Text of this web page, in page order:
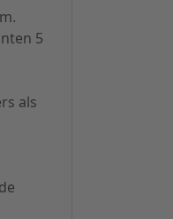
5
als